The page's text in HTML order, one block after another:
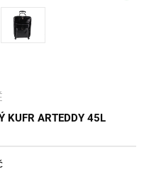
KUFR ARTEDDY 45L